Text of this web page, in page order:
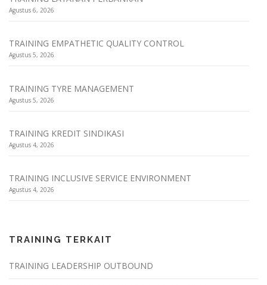
Agustus 6, 2026
TRAINING EMPATHETIC QUALITY CONTROL
Agustus 5, 2026
TRAINING TYRE MANAGEMENT
Agustus 5, 2026
TRAINING KREDIT SINDIKASI
Agustus 4, 2026
TRAINING INCLUSIVE SERVICE ENVIRONMENT
Agustus 4, 2026
TRAINING TERKAIT
TRAINING LEADERSHIP OUTBOUND